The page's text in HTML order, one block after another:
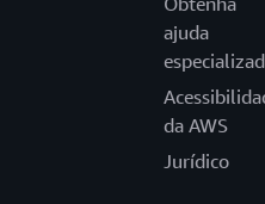
ajuda
da AWS
Jurídico